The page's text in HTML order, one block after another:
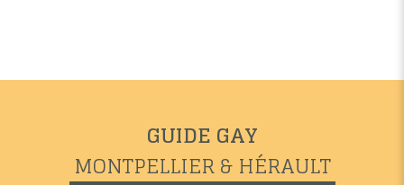
GUIDE GAY
MONTPELLIER & HÉRAULT